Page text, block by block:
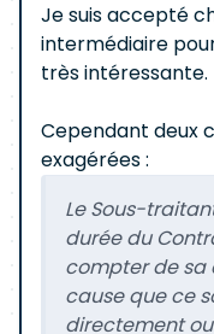
Je suis accepté
intermédiaire
très intéressante.
Cependant deux
exagérées :
Le Sous-
durée du
compter de sa
cause que ce
directement